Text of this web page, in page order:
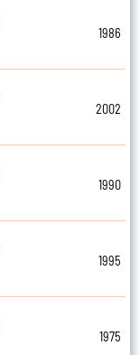
1986
2002
1990
1995
1975